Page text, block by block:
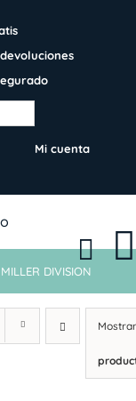
Mi cuenta
MILLER DIVISION